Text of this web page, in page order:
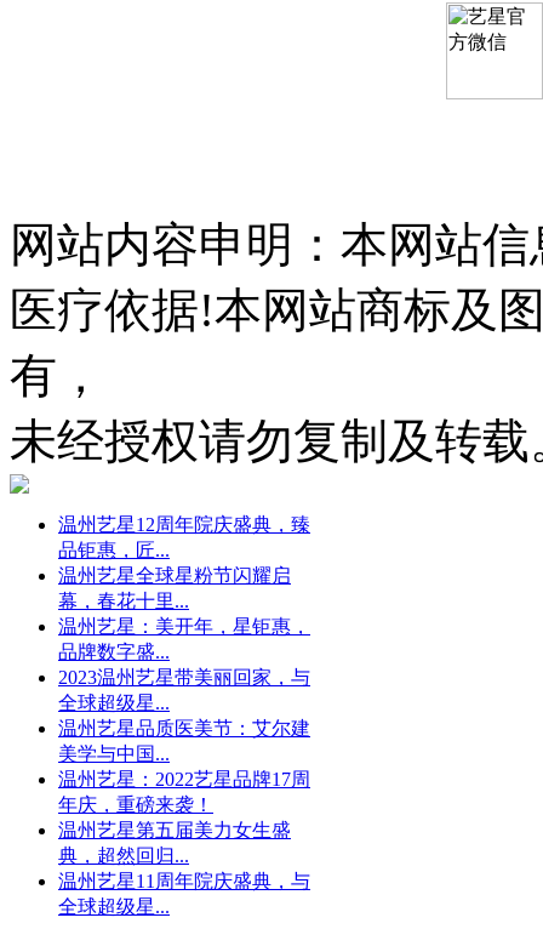
网站内容申明：本网站
医疗依据!本网站商标及
有，
未经授权请勿复制及转
温州艺星12周年院庆盛典，臻
品钜惠，匠...
温州艺星全球星粉节闪耀启
幕，春花十里...
温州艺星：美开年，星钜惠，
品牌数字盛...
2023温州艺星带美丽回家，与
全球超级星...
温州艺星品质医美节：艾尔建
美学与中国...
温州艺星：2022艺星品牌17周
年庆，重磅来袭！
温州艺星第五届美力女生盛
典，超然回归...
温州艺星11周年院庆盛典，与
全球超级星...